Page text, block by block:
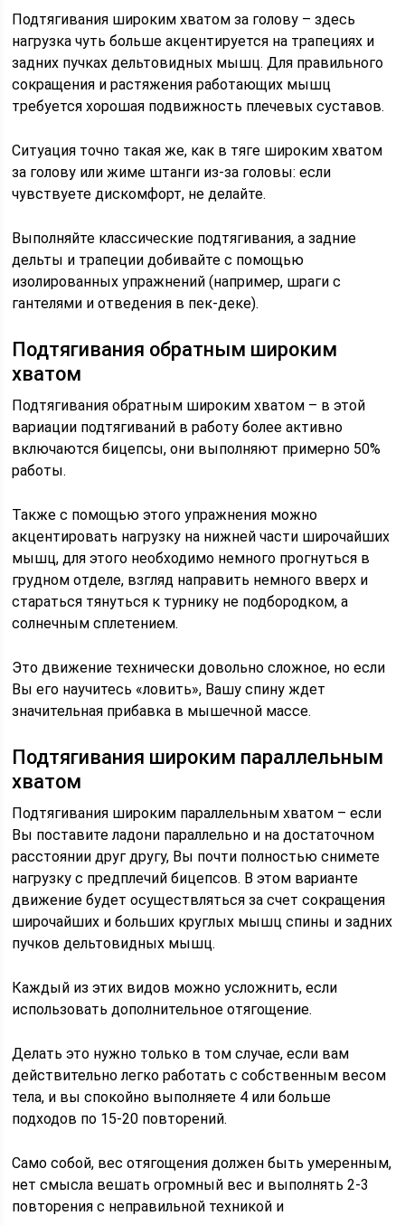
Подтягивания широким хватом за голову – здесь
нагрузка чуть больше акцентируется на трапециях и
задних пучках дельтовидных мышц. Для правильного
сокращения и растяжения работающих мышц
требуется хорошая подвижность плечевых суставов.
Ситуация точно такая же, как в тяге широким хватом
за голову или жиме штанги из-за головы: если
чувствуете дискомфорт, не делайте.
Выполняйте классические подтягивания, а задние
дельты и трапеции добивайте с помощью
изолированных упражнений (например, шраги с
гантелями и отведения в пек-деке).
Подтягивания обратным широким
хватом
Подтягивания обратным широким хватом – в этой
вариации подтягиваний в работу более активно
включаются бицепсы, они выполняют примерно 50%
работы.
Также с помощью этого упражнения можно
акцентировать нагрузку на нижней части широчайших
мышц, для этого необходимо немного прогнуться в
грудном отделе, взгляд направить немного вверх и
стараться тянуться к турнику не подбородком, а
солнечным сплетением.
Это движение технически довольно сложное, но если
Вы его научитесь «ловить», Вашу спину ждет
значительная прибавка в мышечной массе.
Подтягивания широким параллельным
хватом
Подтягивания широким параллельным хватом – если
Вы поставите ладони параллельно и на достаточном
расстоянии друг другу, Вы почти полностью снимете
нагрузку с предплечий бицепсов. В этом варианте
движение будет осуществляться за счет сокращения
широчайших и больших круглых мышц спины и задних
пучков дельтовидных мышц.
Каждый из этих видов можно усложнить, если
использовать дополнительное отягощение.
Делать это нужно только в том случае, если вам
действительно легко работать с собственным весом
тела, и вы спокойно выполняете 4 или больше
подходов по 15-20 повторений.
Само собой, вес отягощения должен быть умеренным,
нет смысла вешать огромный вес и выполнять 2-3
повторения с неправильной техникой и